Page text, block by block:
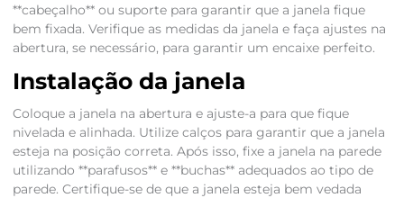
**cabeçalho** ou suporte para garantir que a janela fique
bem fixada. Verifique as medidas da janela e faça ajustes na
abertura, se necessário, para garantir um encaixe perfeito.
Instalação da janela
Coloque a janela na abertura e ajuste-a para que fique
nivelada e alinhada. Utilize calços para garantir que a janela
esteja na posição correta. Após isso, fixe a janela na parede
utilizando **parafusos** e **buchas** adequados ao tipo de
parede. Certifique-se de que a janela esteja bem vedada